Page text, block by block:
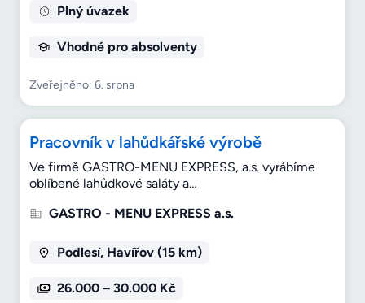
Plný úvazek
Vhodné pro absolventy
Zveřejněno: 6. srpna
Pracovník v lahůdkářské výrobě
Ve firmě GASTRO-MENU EXPRESS, a.s. vyrábíme
oblíbené lahůdkové saláty a…
GASTRO - MENU EXPRESS a.s.
Podlesí, Havířov (15 km)
26.000 – 30.000 Kč